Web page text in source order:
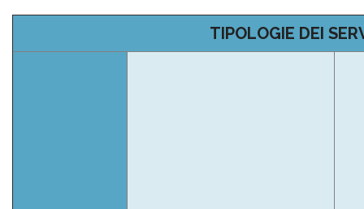
TIPOLOGIE DEI